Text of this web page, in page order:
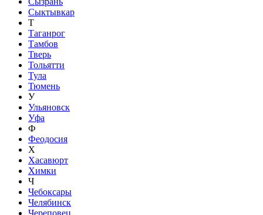
Сыктывкар
Т
Таганрог
Тамбов
Тверь
Тольятти
Тула
Тюмень
У
Ульяновск
Уфа
Ф
Феодосия
Х
Хасавюрт
Химки
Ч
Чебоксары
Челябинск
Череповец